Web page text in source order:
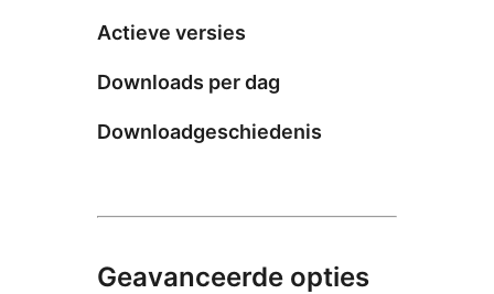
Actieve versies
Downloads per dag
Downloadgeschiedenis
Geavanceerde opties